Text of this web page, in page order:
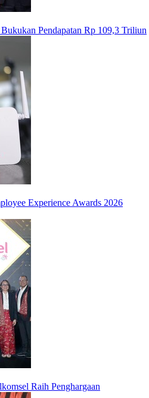
Pendapatan Rp 109,3 Triliun
Experience Awards 2026
Raih Penghargaan